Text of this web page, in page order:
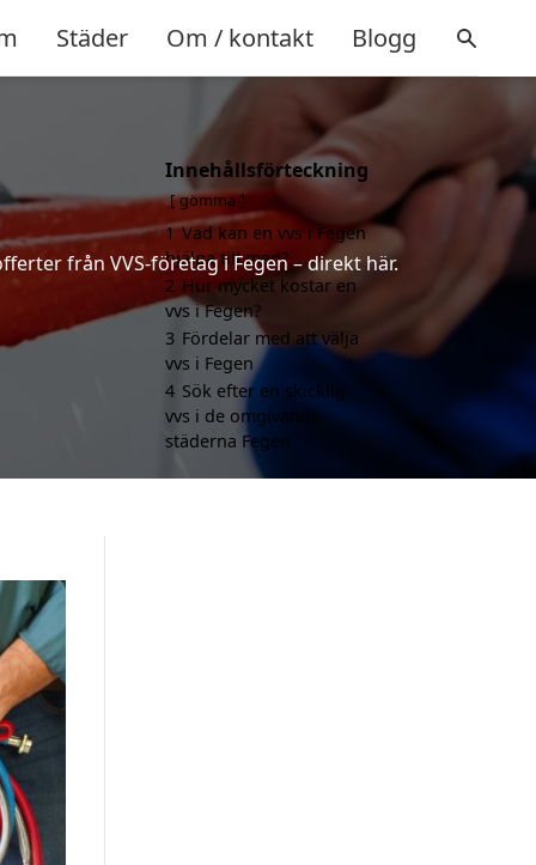
Städer Om / kontakt Blogg
från VVS-företag i Fegen – direkt här.
Innehållsförteckning
gömma
1 Vad kan en vvs i Fegen
hjälpa till med?
2 Hur mycket kostar en
vvs i Fegen?
3 Fördelar med att välja
vvs i Fegen
4 Sök efter en skicklig
vvs i de omgivande
städerna Fegen